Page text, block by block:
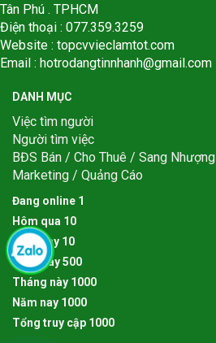
Tân Phú . TPHCM
Điện thoại : 077.359.3259
Website : topcvvieclamtot.com
Email : hotrodangtinnhanh@gmail.com
DANH MỤC
Việc tìm người
Người tìm việc
BĐS Bán / Cho Thuê / Sang Nhượng
Marketing / Quảng Cáo
Đang online 1
Hôm qua 10
Hôm nay 10
Tuần này500
Tháng này 1000
Năm nay 1000
Tổng truy cập 1000